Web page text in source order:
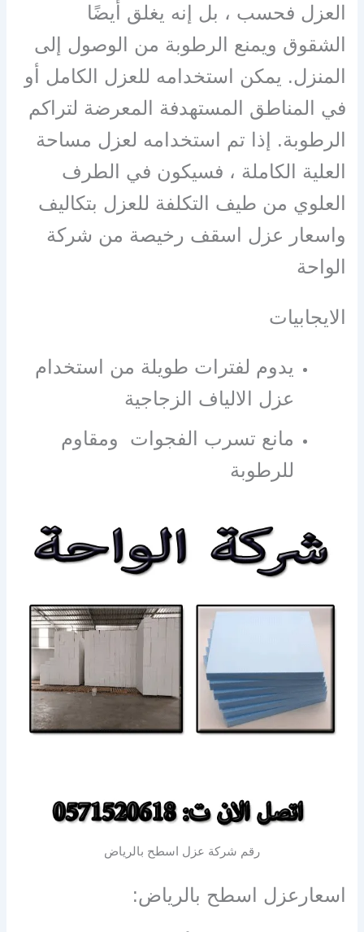
العزل فحسب ، بل إنه يغلق أيضًا
الشقوق ويمنع الرطوبة من الوصول إلى
المنزل. يمكن استخدامه للعزل الكامل أو
في المناطق المستهدفة المعرضة لتراكم
الرطوبة. إذا تم استخدامه لعزل مساحة
العلية الكاملة ، فسيكون في الطرف
العلوي من طيف التكلفة للعزل بتكاليف
واسعار عزل اسقف رخيصة من شركة
الواحة
الايجابيات
يدوم لفترات طويلة من استخدام
عزل الالياف الزجاجية
مانع تسرب الفجوات ومقاوم
للرطوبة
رقم شركة عزل اسطح بالرياض
اسعارعزل اسطح بالرياض: